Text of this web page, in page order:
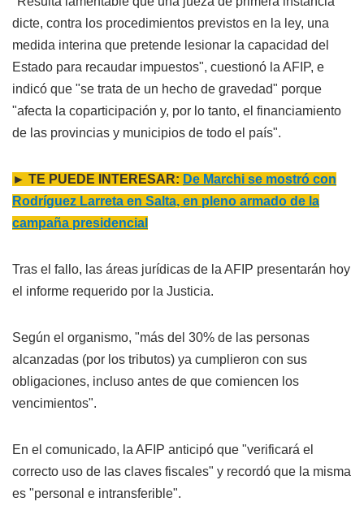
dicte, contra los procedimientos previstos en la ley, una
medida interina que pretende lesionar la capacidad del
Estado para recaudar impuestos", cuestionó la AFIP, e
indicó que "se trata de un hecho de gravedad" porque
"afecta la coparticipación y, por lo tanto, el financiamiento
de las provincias y municipios de todo el país".
► TE PUEDE INTERESAR: De Marchi se mostró con
Rodríguez Larreta en Salta, en pleno armado de la
campaña presidencial
Tras el fallo, las áreas jurídicas de la AFIP presentarán hoy
el informe requerido por la Justicia.
Según el organismo, "más del 30% de las personas
alcanzadas (por los tributos) ya cumplieron con sus
obligaciones, incluso antes de que comiencen los
vencimientos".
En el comunicado, la AFIP anticipó que "verificará el
correcto uso de las claves fiscales" y recordó que la misma
es "personal e intransferible".